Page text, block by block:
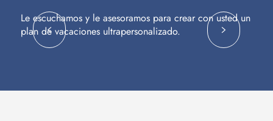
Le escuchamos y le asesoramos para crear con usted un
plan de vacaciones ultrapersonalizado.